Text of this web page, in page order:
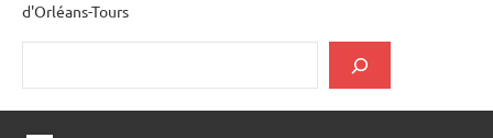
d'Orléans-Tours